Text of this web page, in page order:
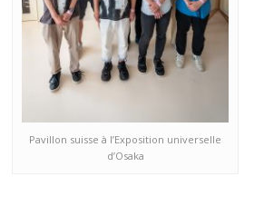
Pavillon suisse à l’Exposition universelle
d’Osaka